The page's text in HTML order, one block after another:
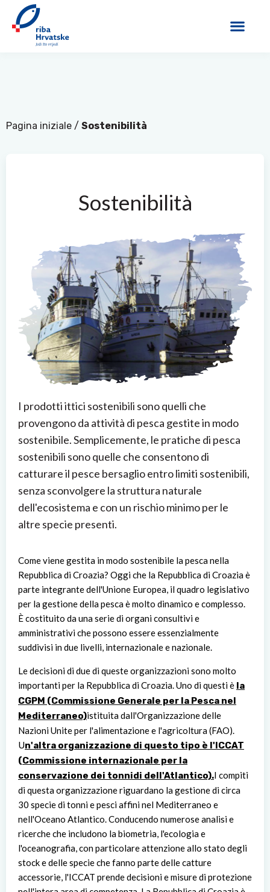
Pagina iniziale / Sostenibilità
Sostenibilità
I prodotti ittici sostenibili sono quelli che
provengono da attività di pesca gestite in modo
sostenibile. Semplicemente, le pratiche di pesca
sostenibili sono quelle che consentono di
catturare il pesce bersaglio entro limiti sostenibili,
senza sconvolgere la struttura naturale
dell'ecosistema e con un rischio minimo per le
altre specie presenti.
Come viene gestita in modo sostenibile la pesca nella
Repubblica di Croazia? Oggi che la Repubblica di Croazia è
parte integrante dell'Unione Europea, il quadro legislativo
per la gestione della pesca è molto dinamico e complesso.
È costituito da una serie di organi consultivi e
amministrativi che possono essere essenzialmente
suddivisi in due livelli, internazionale e nazionale.
Le decisioni di due di queste organizzazioni sono molto
importanti per la Repubblica di Croazia. Uno di questi è la
CGPM (Commissione Generale per la Pesca nel
Mediterraneo)istituita dall'Organizzazione delle
Nazioni Unite per l'alimentazione e l'agricoltura (FAO).
Un'altra organizzazione di questo tipo è l'ICCAT
(Commissione internazionale per la
conservazione dei tonnidi dell'Atlantico).I compiti
di questa organizzazione riguardano la gestione di circa
30 specie di tonni e pesci affini nel Mediterraneo e
nell'Oceano Atlantico. Conducendo numerose analisi e
ricerche che includono la biometria, l'ecologia e
l'oceanografia, con particolare attenzione allo stato degli
stock e delle specie che fanno parte delle catture
accessorie, l'ICCAT prende decisioni e misure di protezione